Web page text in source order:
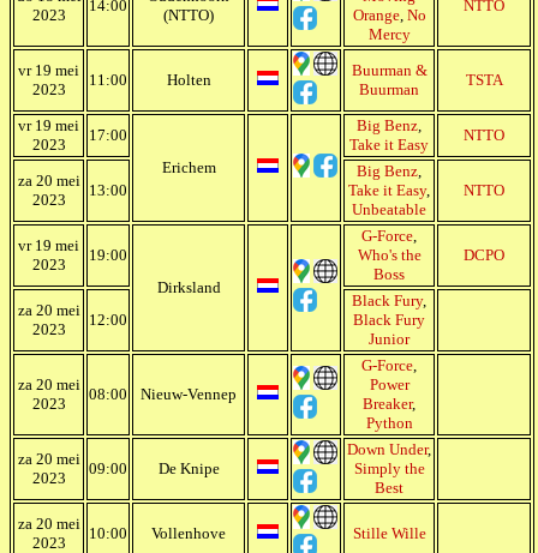
2023
14:00
(NTTO)
Orange, No
Mercy
NTTO
vr 19 mei
2023
11:00 Holten
Buurman &
Buurman
TSTA
vr 19 mei
2023
17:00
Erichem
Big Benz
Take it Easy
NTTO
za 20 mei
2023
13:00
Big Benz
Take it Easy,
Unbeatable
NTTO
vr 19 mei
2023
19:00
Dirksland
G-Force
Who's the
Boss
DCPO
za 20 mei
2023
12:00
Black Fury,
Black Fury
Junior
za 20 mei
2023
08:00 Nieuw-Vennep
G-Force
Power
Breaker,
Python
za 20 mei
2023
09:00 De Knipe
Down Under,
Simply the
Best
za 20 mei
2023
10:00 Vollenhove Stille Wille